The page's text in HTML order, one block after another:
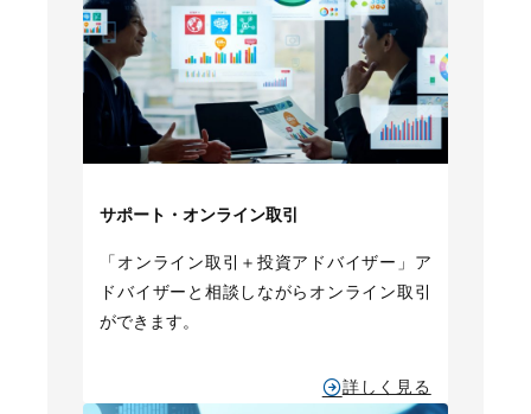
サポート・オンライン取引
「オンライン取引＋投資アドバイザー」ア
ドバイザーと相談しながらオンライン取引
ができます。
詳しく見る